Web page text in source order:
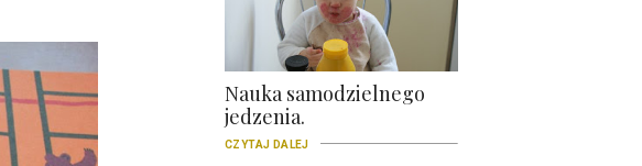
Nauka samodzielnego
jedzenia.
CZYTAJ DALEJ